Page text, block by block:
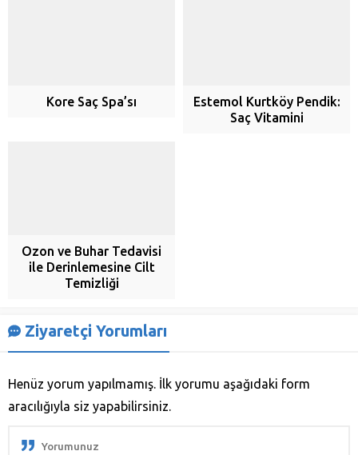
Kore Saç Spa’sı
Estemol Kurtköy Pendik:
Saç Vitamini
Ozon ve Buhar Tedavisi
ile Derinlemesine Cilt
Temizliği
Ziyaretçi Yorumları
Henüz yorum yapılmamış. İlk yorumu aşağıdaki form
aracılığıyla siz yapabilirsiniz.